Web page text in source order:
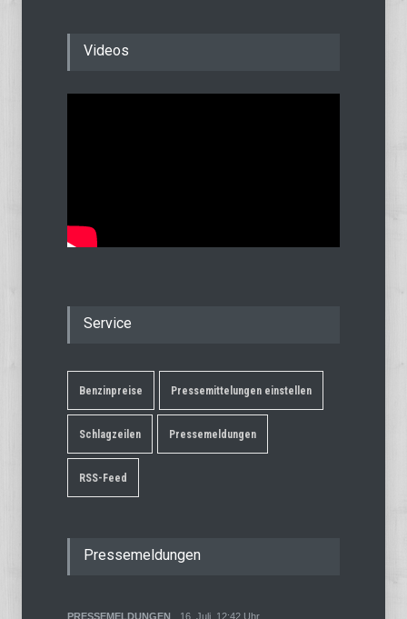
Videos
Service
Benzinpreise Pressemittelungen einstellen
Schlagzeilen Pressemeldungen
RSS-Feed
Pressemeldungen
PRESSEMELDUNGEN 16. Juli, 12:42 Uhr